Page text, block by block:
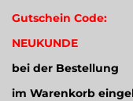
Gutschein Code:
NEUKUNDE
bei der Bestellung
im Warenkorb